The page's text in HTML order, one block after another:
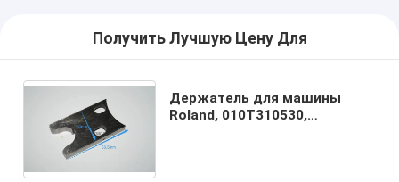
Получить Лучшую Цену Для
Держатель для машины
Roland, 010T310530,